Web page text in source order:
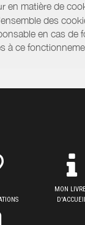
en matière de
des
en cas
à ce
MON